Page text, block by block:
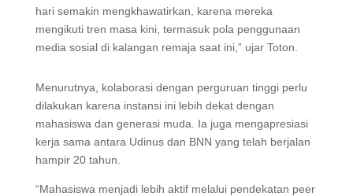
hari semakin mengkhawatirkan, karena mereka
mengikuti tren masa kini, termasuk pola penggunaan
media sosial di kalangan remaja saat ini,” ujar Toton.
Menurutnya, kolaborasi dengan perguruan tinggi perlu
dilakukan karena instansi ini lebih dekat dengan
mahasiswa dan generasi muda. Ia juga mengapresiasi
kerja sama antara Udinus dan BNN yang telah berjalan
hampir 20 tahun.
“Mahasiswa menjadi lebih aktif melalui pendekatan peer